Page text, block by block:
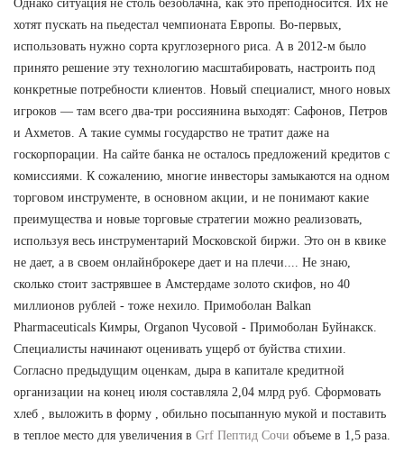
Однако ситуация не столь безоблачна, как это преподносится. Их не
хотят пускать на пьедестал чемпионата Европы. Во-первых,
использовать нужно сорта круглозерного риса. А в 2012-м было
принято решение эту технологию масштабировать, настроить под
конкретные потребности клиентов. Новый специалист, много новых
игроков — там всего два-три россиянина выходят: Сафонов, Петров
и Ахметов. А такие суммы государство не тратит даже на
госкорпорации. На сайте банка не осталось предложений кредитов с
комиссиями. К сожалению, многие инвесторы замыкаются на одном
торговом инструменте, в основном акции, и не понимают какие
преимущества и новые торговые стратегии можно реализовать,
используя весь инструментарий Московской биржи. Это он в квике
не дает, а в своем онлайнброкере дает и на плечи.... Не знаю,
сколько стоит застрявшее в Амстердаме золото скифов, но 40
миллионов рублей - тоже нехило. Примоболан Balkan
Pharmaceuticals Кимры, Organon Чусовой - Примоболан Буйнакск.
Специалисты начинают оценивать ущерб от буйства стихии.
Согласно предыдущим оценкам, дыра в капитале кредитной
организации на конец июля составляла 2,04 млрд руб. Сформовать
хлеб , выложить в форму , обильно посыпанную мукой и поставить
в теплое место для увеличения в Grf Пептид Сочи объеме в 1,5 раза.